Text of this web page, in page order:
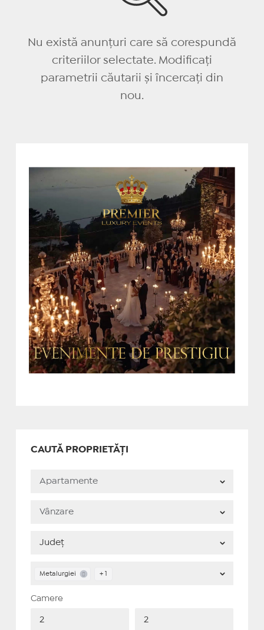
Nu există anunțuri care să corespundă
criteriilor selectate. Modificați
parametrii căutarii și încercați din
nou.
CAUTĂ PROPRIETĂȚI
Metalurgiei + 1
Camere